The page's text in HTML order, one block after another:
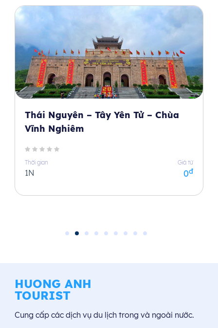
Thái Nguyên – Tây Yên Tử – Chùa
Vĩnh Nghiêm
Thời gian
1N
Giá từ
0đ
HUONG ANH
TOURIST
Cung cấp các dịch vụ du lịch trong và ngoài nước.